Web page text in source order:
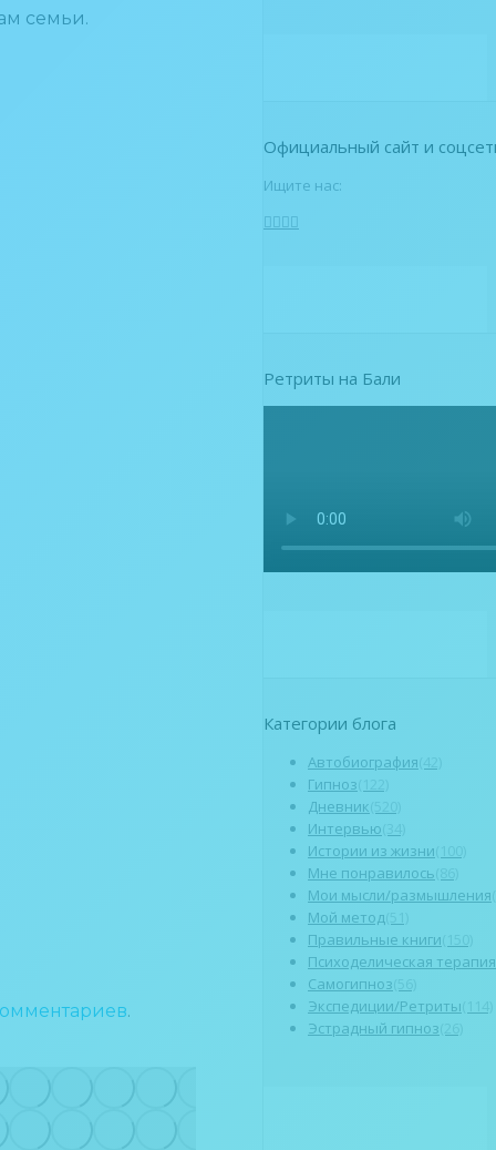
семьи.
.
Официальный сайт и
Ищите нас:
Ретриты на Бали
Категории блога
Автобиография
Гипноз
Дневник
Интервью
Истории из жизни
Мне понравилось
Мои мысли/размышления
Мой метод
Правильные книги
Психоделическая терапия
Самогипноз
Экспедиции/Ретриты
Эстрадный гипноз